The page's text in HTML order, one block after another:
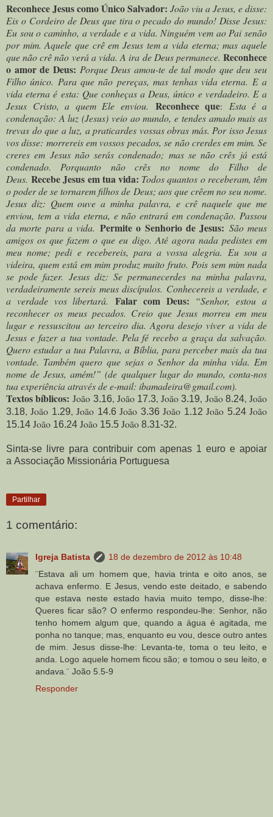
Reconhece Jesus como Único Salvador: João viu a Jesus, e disse:
Eis o Cordeiro de Deus que tira o pecado do mundo! Disse Jesus:
Eu sou o caminho, a verdade e a vida. Ninguém vem ao Pai senão
por mim. Aquele que crê em Jesus tem a vida eterna; mas aquele
que não crê não verá a vida. A ira de Deus permanece. Reconhece
o amor de Deus: Porque Deus amou-te de tal modo que deu seu
Filho único. Para que não pereças, mas tenhas vida eterna. E a
vida eterna é esta: Que conheças a Deus, único e verdadeiro. E a
Jesus Cristo, a quem Ele enviou. Reconhece que: Esta é a
condenação: A luz (Jesus) veio ao mundo, e tendes amado mais as
trevas do que a luz, a praticardes vossas obras más. Por isso Jesus
vos disse: morrereis em vossos pecados, se não crerdes em mim. Se
creres em Jesus não serás condenado; mas se não crês já está
condenado. Porquanto não crês no nome do Filho de
Deus.Recebe Jesus em tua vida: Todos quantos o receberam, têm
o poder de se tornarem filhos de Deus; aos que crêem no seu nome.
Jesus diz: Quem ouve a minha palavra, e crê naquele que me
enviou, tem a vida eterna, e não entrará em condenação. Passou
da morte para a vida. Permite o Senhorio de Jesus: São meus
amigos os que fazem o que eu digo. Até agora nada pedistes em
meu nome; pedi e recebereis, para a vossa alegria. Eu sou a
videira, quem está em mim produz muito fruto. Pois sem mim nada
se pode fazer. Jesus diz: Se permanecerdes na minha palavra,
verdadeiramente sereis meus discípulos. Conhecereis a verdade, e
a verdade vos libertará.Falar com Deus: “Senhor, estou a
reconhecer os meus pecados. Creio que Jesus morreu em meu
lugar e ressuscitou ao terceiro dia. Agora desejo viver a vida de
Jesus e fazer a tua vontade. Pela fé recebo a graça da salvação.
Quero estudar a tua Palavra, a Bíblia, para perceber mais da tua
vontade. Também quero que sejas o Senhor da minha vida. Em
nome de Jesus, amém!” (de qualquer lugar do mundo, conta-nos
tua experiência através de e-mail: ibamadeira@gmail.com).
Textos bíblicos: João 3.16, João 17.3, João 3.19, João 8.24, João
3.18, João 1.29, João 14.6João 3.36João 1.12 João 5.24João
15.14 João 16.24 João 15.5 João 8.31-32.
Sinta-se livre para contribuir com apenas 1 euro e apoiar
a Associação Missionária Portuguesa
Partilhar
1 comentário:
Igreja Batista
18 de dezembro de 2012 às 10:48
¨Estava ali um homem que, havia trinta e oito anos, se
achava enfermo. E Jesus, vendo este deitado, e sabendo
que estava neste estado havia muito tempo, disse-lhe:
Queres ficar são? O enfermo respondeu-lhe: Senhor, não
tenho homem algum que, quando a água é agitada, me
ponha no tanque; mas, enquanto eu vou, desce outro antes
de mim. Jesus disse-lhe: Levanta-te, toma o teu leito, e
anda. Logo aquele homem ficou são; e tomou o seu leito, e
andava.¨ João 5.5-9
Responder